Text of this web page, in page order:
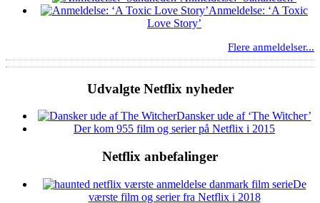
Anmeldelse: ‘A Toxic
Love Story’
Flere anmeldelser...
Udvalgte Netflix nyheder
Dansker ude af ‘The Witcher’
Der kom 955 film og serier på Netflix i 2015
Netflix anbefalinger
De
værste film og serier fra Netflix i 2018